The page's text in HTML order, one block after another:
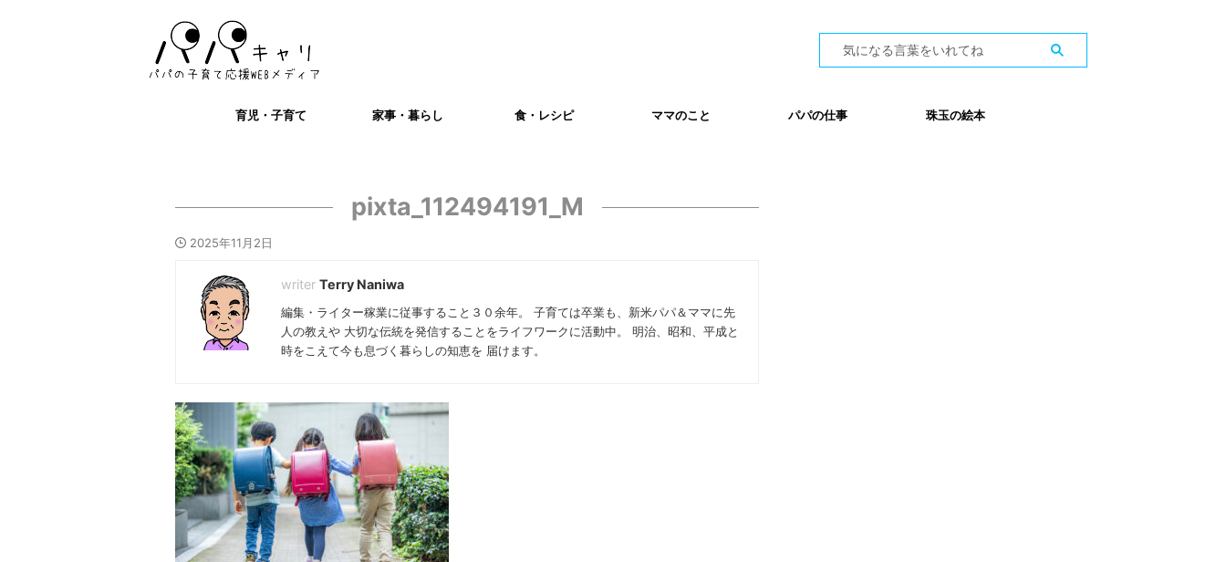
育児・子育て 家事・暮らし 食・レシピ ママのこと パパの仕事 珠玉の絵本
pixta_112494191_M
2025年11月2日
Terry Naniwa
編集・ライター稼業に従事すること３０余年。 子育ては卒業も、新米パパ＆ママに先
人の教えや 大切な伝統を発信することをライフワークに活動中。 明治、昭和、平成と
時をこえて今も息づく暮らしの知恵を 届けます。